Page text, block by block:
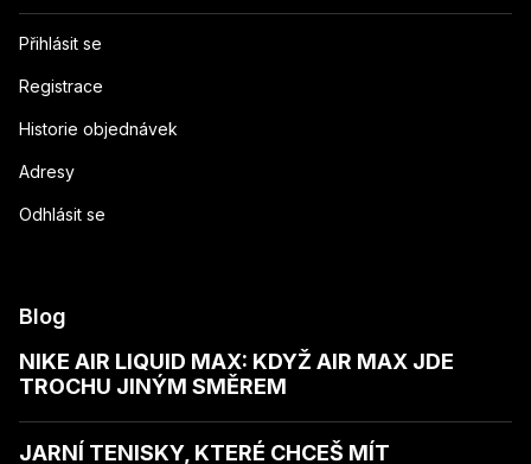
Přihlásit se
Registrace
Historie objednávek
Adresy
Odhlásit se
Blog
NIKE AIR LIQUID MAX: KDYŽ AIR MAX JDE
TROCHU JINÝM SMĚREM
JARNÍ TENISKY, KTERÉ CHCEŠ MÍT